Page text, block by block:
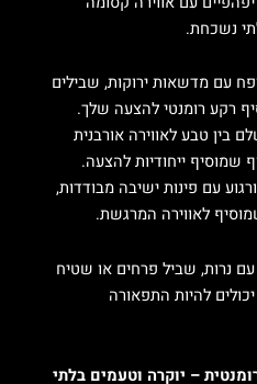
נשכחת.
עם מדשאות ירוקות, שבילים
רקע רומנטי להצעה שלך.
בין טבע לאווירה אורבנית
שמוסיף ייחודיות להצעה.
עם פינות ישיבה מבודדות,
לאווירה המרגשת.
נרות, שביל פרחים או שטיח
להיות התפאורה
– יוקרה וטעמים בלתי